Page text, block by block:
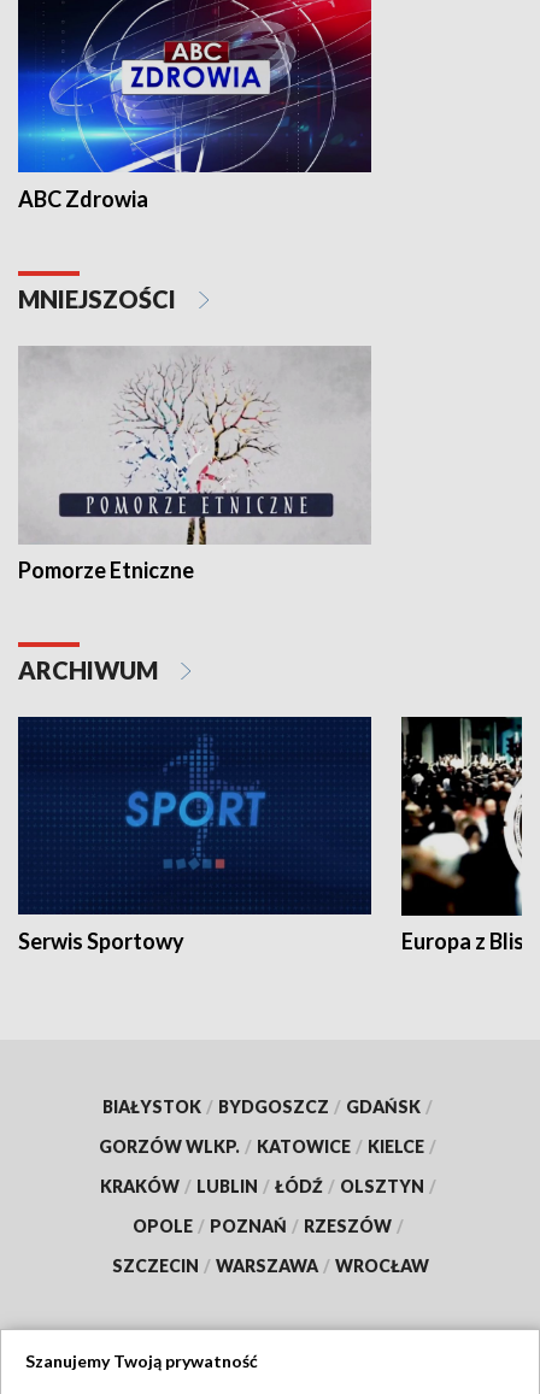
ABC Zdrowia
MNIEJSZOŚCI
Pomorze Etniczne
ARCHIWUM
Serwis Sportowy Europa z
BIAŁYSTOK / BYDGOSZCZ / GDAŃSK /
GORZÓW WLKP. / KATOWICE / KIELCE /
KRAKÓW / LUBLIN / ŁÓDŹ / OLSZTYN /
OPOLE / POZNAŃ / RZESZÓW /
SZCZECIN / WARSZAWA / WROCŁAW
Szanujemy Twoją prywatność